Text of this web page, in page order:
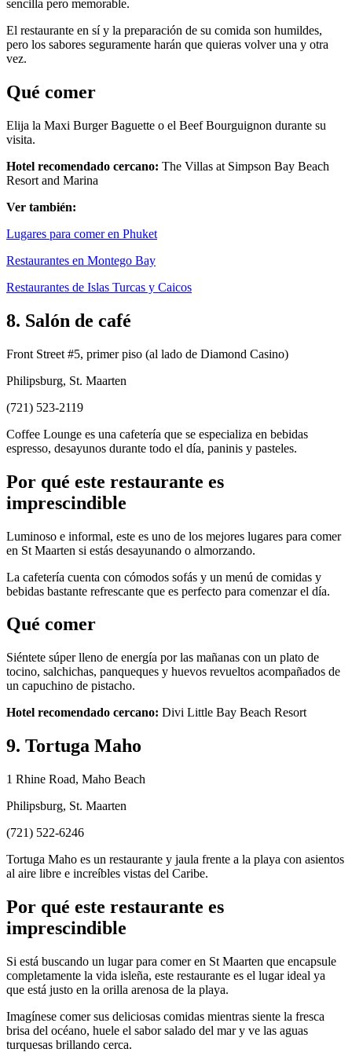
sencilla pero memorable.
El restaurante en sí y la preparación de su comida son humildes,
pero los sabores seguramente harán que quieras volver una y otra
vez.
Qué comer
Elija la Maxi Burger Baguette o el Beef Bourguignon durante su
visita.
Hotel recomendado cercano: The Villas at Simpson Bay Beach
Resort and Marina
Ver también:
Lugares para comer en Phuket
Restaurantes en Montego Bay
Restaurantes de Islas Turcas y Caicos
8. Salón de café
Front Street #5, primer piso (al lado de Diamond Casino)
Philipsburg, St. Maarten
(721) 523-2119
Coffee Lounge es una cafetería que se especializa en bebidas
espresso, desayunos durante todo el día, paninis y pasteles.
Por qué este restaurante es
imprescindible
Luminoso e informal, este es uno de los mejores lugares para comer
en St Maarten si estás desayunando o almorzando.
La cafetería cuenta con cómodos sofás y un menú de comidas y
bebidas bastante refrescante que es perfecto para comenzar el día.
Qué comer
Siéntete súper lleno de energía por las mañanas con un plato de
tocino, salchichas, panqueques y huevos revueltos acompañados de
un capuchino de pistacho.
Hotel recomendado cercano: Divi Little Bay Beach Resort
9. Tortuga Maho
1 Rhine Road, Maho Beach
Philipsburg, St. Maarten
(721) 522-6246
Tortuga Maho es un restaurante y jaula frente a la playa con asientos
al aire libre e increíbles vistas del Caribe.
Por qué este restaurante es
imprescindible
Si está buscando un lugar para comer en St Maarten que encapsule
completamente la vida isleña, este restaurante es el lugar ideal ya
que está justo en la orilla arenosa de la playa.
Imagínese comer sus deliciosas comidas mientras siente la fresca
brisa del océano, huele el sabor salado del mar y ve las aguas
turquesas brillando cerca.